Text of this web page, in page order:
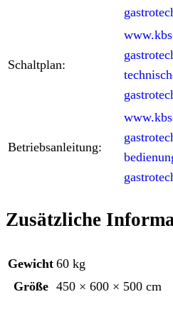
Schaltplan:
Betriebsanleitung:
Zusätzliche
Gewicht 60 kg
Größe 450 × 600 × 500 cm